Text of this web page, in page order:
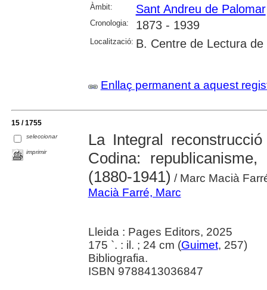
Àmbit: Sant Andreu de Palomar
Cronologia: 1873 - 1939
Localització: B. Centre de Lectura de
Enllaç permanent a aquest
15 / 1755
seleccionar
imprimir
La Integral
Codina:
(1880-1941) / Marc Macià
Macià Farré, Marc
Lleida : Pages Editors, 2025
175 `. : il. ; 24 cm (Guimet, 257)
Bibliografia.
ISBN 9788413036847